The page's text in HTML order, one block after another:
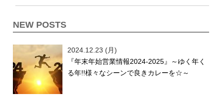
NEW POSTS
2024.12.23 (月)
『年末年始営業情報2024-2025』～ゆく年く
る年!!様々なシーンで良きカレーを☆～